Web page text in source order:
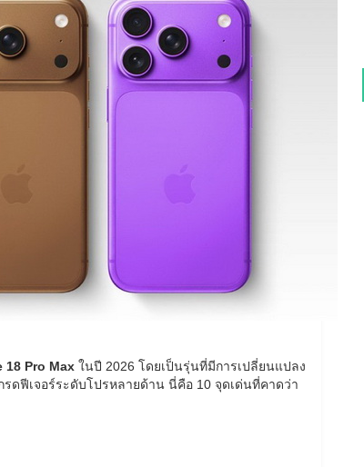
18 Pro Max ในปี 2026 โดยเป็นรุ่นที่มีการเปลี่ยนแปลง
ดฟีเจอร์ระดับโปรหลายด้าน นี่คือ 10 จุดเด่นที่คาดว่า